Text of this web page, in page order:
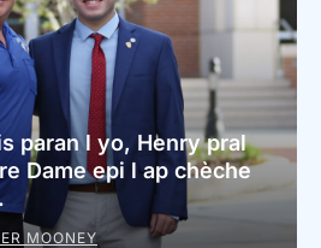
paran l yo, Henry pral
Dame epi l ap chèche
MOONEY